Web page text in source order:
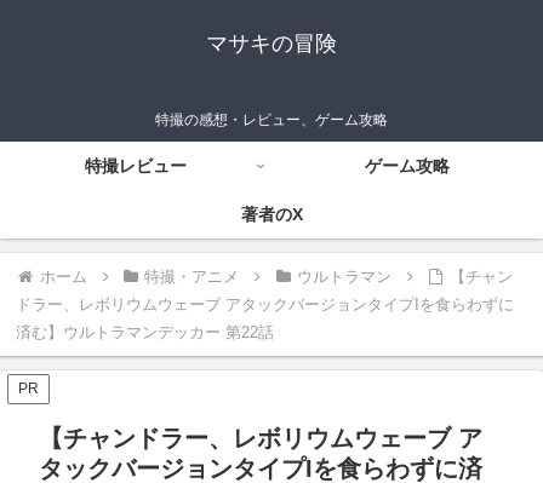
マサキの冒険
特撮の感想・レビュー、ゲーム攻略
特撮レビュー ゲーム攻略
著者のX
ホーム 特撮・アニメ ウルトラマン
【チャン
ドラー、レボリウムウェーブ アタックバージョンタイプIを食らわずに
済む】ウルトラマンデッカー 第22話
PR
【チャンドラー、レボリウムウェーブ ア
タックバージョンタイプIを食らわずに済